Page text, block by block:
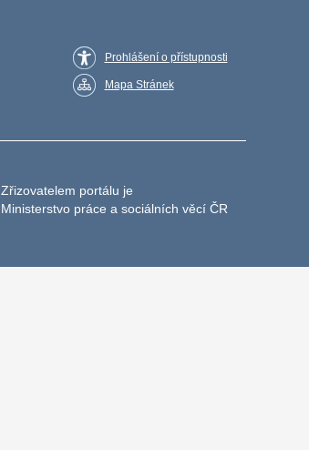
Prohlášení o přístupnosti
Mapa Stránek
Zřizovatelem portálu je
Ministerstvo práce a sociálních věcí ČR